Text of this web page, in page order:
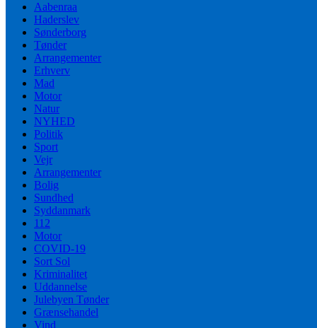
Aabenraa
Haderslev
Sønderborg
Tønder
Arrangementer
Erhverv
Mad
Motor
Natur
NYHED
Politik
Sport
Vejr
Arrangementer
Bolig
Sundhed
Syddanmark
112
Motor
COVID-19
Sort Sol
Kriminalitet
Uddannelse
Julebyen Tønder
Grænsehandel
Vind